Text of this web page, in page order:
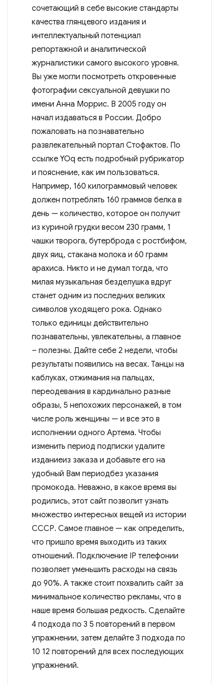
сочетающий в себе высокие стандарты
качества глянцевого издания и
интеллектуальный потенциал
репортажной и аналитической
журналистики самого высокого уровня.
Вы уже могли посмотреть откровенные
фотографии сексуальной девушки по
имени Анна Моррис. В 2005 году он
начал издаваться в России. Добро
пожаловать на познавательно
развлекательный портал Стофактов. По
ссылке YOq есть подробный рубрикатор
и пояснение, как им пользоваться.
Например, 160 килограммовый человек
должен потреблять 160 граммов белка в
день — количество, которое он получит
из куриной грудки весом 230 грамм, 1
чашки творога, бутерброда с ростбифом,
двух яиц, стакана молока и 60 грамм
арахиса. Никто и не думал тогда, что
милая музыкальная безделушка вдруг
станет одним из последних великих
символов уходящего рока. Однако
только единицы действительно
познавательны, увлекательны, а главное
– полезны. Дайте себе 2 недели, чтобы
результаты появились на весах. Танцы на
каблуках, отжимания на пальцах,
переодевания в кардинально разные
образы, 5 непохожих персонажей, в том
числе роль женщины — и все это в
исполнении одного Артема. Чтобы
изменить период подписки удалите
изданиеиз заказа и добавьте его на
удобный Вам периодбез указания
промокода. Неважно, в какое время вы
родились, этот сайт позволит узнать
множество интересных вещей из истории
СССР. Самое главное — как определить,
что пришло время выходить из таких
отношений. Подключение IP телефонии
позволяет уменьшить расходы на связь
до 90%. А также стоит похвалить сайт за
минимальное количество рекламы, что в
наше время большая редкость. Сделайте
4 подхода по 3 5 повторений в первом
упражнении, затем делайте 3 подхода по
10 12 повторений для всех последующих
упражнений.